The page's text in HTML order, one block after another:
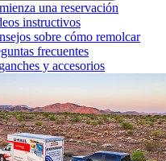
una reservación
instructivos
sobre cómo remolcar
frecuentes
y accesorios